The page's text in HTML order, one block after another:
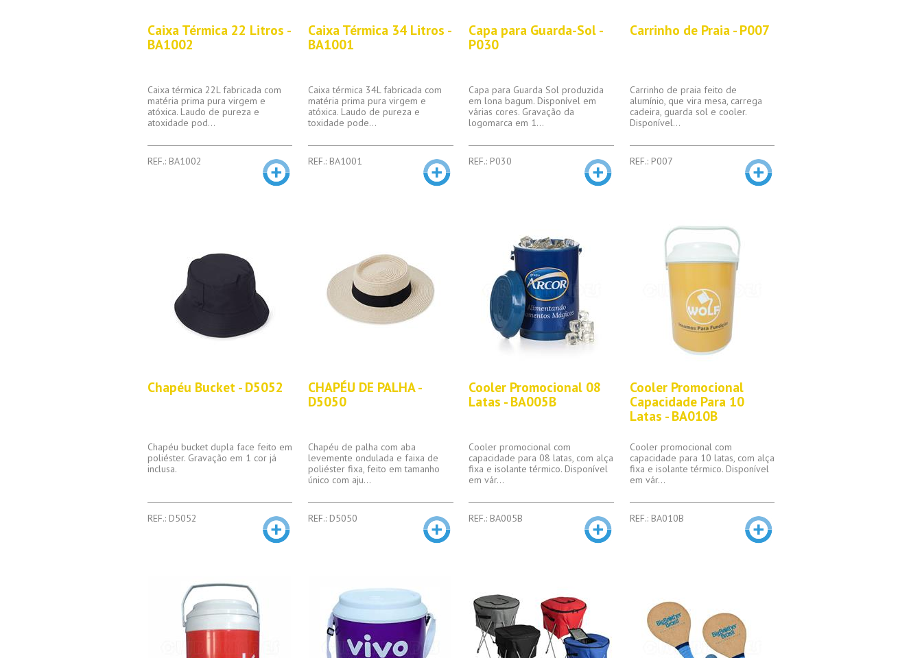
Caixa Térmica 22 Litros -
BA1002
Caixa térmica 22L fabricada com
matéria prima pura virgem e
atóxica. Laudo de pureza e
atoxidade pod...
REF.: BA1002
Caixa Térmica 34 Litros -
BA1001
Caixa térmica 34L fabricada com
matéria prima pura virgem e
atóxica. Laudo de pureza e
toxidade pode...
REF.: BA1001
Capa para Guarda-Sol -
P030
Capa para Guarda Sol produzida
em lona bagum. Disponível em
várias cores. Gravação da
logomarca em 1...
REF.: P030
Carrinho de Praia - P007
Carrinho de praia feito de
alumínio, que vira mesa, carrega
cadeira, guarda sol e cooler.
Disponível...
REF.: P007
Chapéu Bucket - D5052
Chapéu bucket dupla face feito em
poliéster. Gravação em 1 cor já
inclusa.
REF.: D5052
CHAPÉU DE PALHA -
D5050
Chapéu de palha com aba
levemente ondulada e faixa de
poliéster fixa, feito em tamanho
único com aju...
REF.: D5050
Cooler Promocional 08
Latas - BA005B
Cooler promocional com
capacidade para 08 latas, com alça
fixa e isolante térmico. Disponível
em vár...
REF.: BA005B
Cooler Promocional
Capacidade Para 10
Latas - BA010B
Cooler promocional com
capacidade para 10 latas, com alça
fixa e isolante térmico. Disponível
em vár...
REF.: BA010B